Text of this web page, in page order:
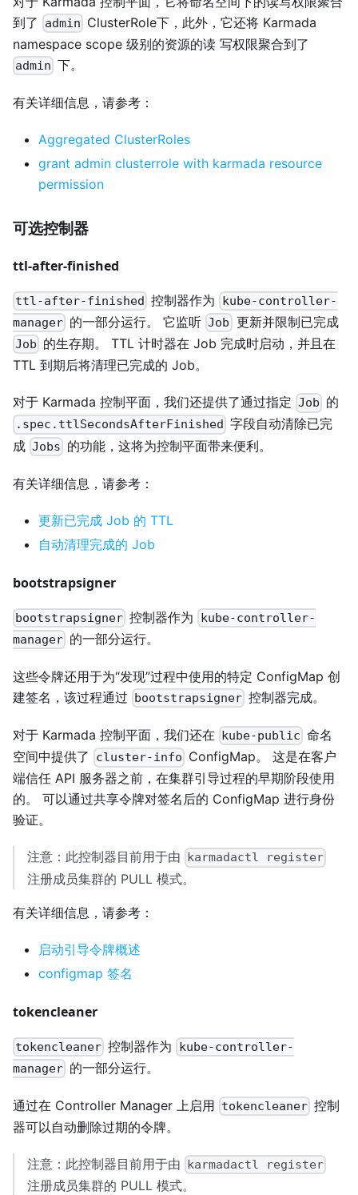
到了
admin ClusterRole下，此外，它还将 Karmada
namespace scope 级别的资源的读 写权限聚合到了
admin 下。
有关详细信息，请参考：
Aggregated ClusterRoles
grant admin clusterrole with karmada resource
permission
可选控制器
ttl-after-finished
ttl-after-finished 控制器作为
kube-controller-
manager 的一部分运行。 它监听 Job 更新并限制已完成
Job 的生存期。 TTL 计时器在 Job 完成时启动，并且在
TTL 到期后将清理已完成的 Job。
对于 Karmada 控制平面，我们还提供了通过指定 Job 的
.spec.ttlSecondsAfterFinished 字段自动清除已完
成 Jobs 的功能，这将为控制平面带来便利。
有关详细信息，请参考：
更新已完成 Job 的 TTL
自动清理完成的 Job
bootstrapsigner
bootstrapsigner 控制器作为
kube-controller-
manager 的一部分运行。
这些令牌还用于为“发现”过程中使用的特定 ConfigMap 创
建签名，该过程通过 bootstrapsigner 控制器完成。
对于 Karmada 控制平面，我们还在 kube-public 命名
空间中提供了
cluster-info ConfigMap。 这是在客户
端信任 API 服务器之前，在集群引导过程的早期阶段使用
的。 可以通过共享令牌对签名后的 ConfigMap 进行身份
验证。
注意：此控制器目前用于由 karmadactl register
注册成员集群的 PULL 模式。
有关详细信息，请参考：
启动引导令牌概述
configmap 签名
tokencleaner
tokencleaner 控制器作为
kube-controller-
manager 的一部分运行。
通过在 Controller Manager 上启用 tokencleaner 控制
器可以自动删除过期的令牌。
注意：此控制器目前用于由 karmadactl register
注册成员集群的 PULL 模式。